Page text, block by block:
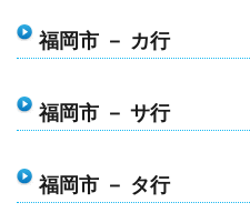
福岡市 － カ行
福岡市 － サ行
福岡市 － タ行